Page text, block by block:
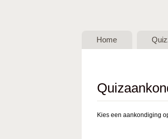
vzw
Home
Kies een aankondiging